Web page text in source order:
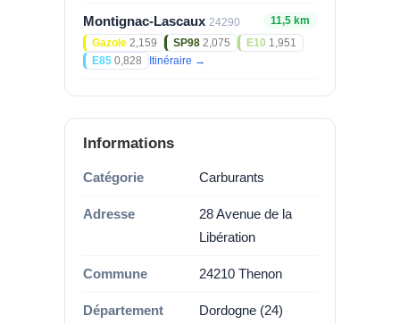
Montignac-Lascaux 24290
11,5 km
Gazole 2,159 SP98 2,075 E10 1,951
E85 0,828 Itinéraire →
Informations
Catégorie Carburants
Adresse
28 Avenue de la
Libération
Commune 24210 Thenon
Département Dordogne (24)